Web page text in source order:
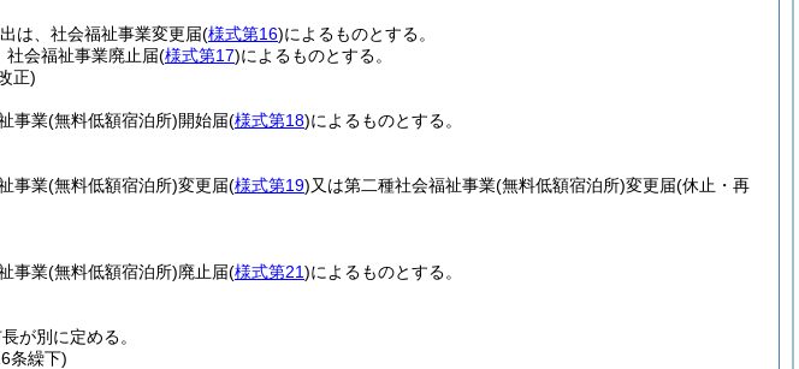
は、社会福祉事業変更届(様式第16)によるものとする。
会福祉事業廃止届(様式第17)によるものとする。
正)
事業(無料低額宿泊所)開始届(様式第18)によるものとする。
事業(無料低額宿泊所)変更届(様式第19)又は第二種社会福祉事業(無料低額宿泊所)変更届(休止・再
事業(無料低額宿泊所)廃止届(様式第21)によるものとする。
が別に定める。
条繰下)